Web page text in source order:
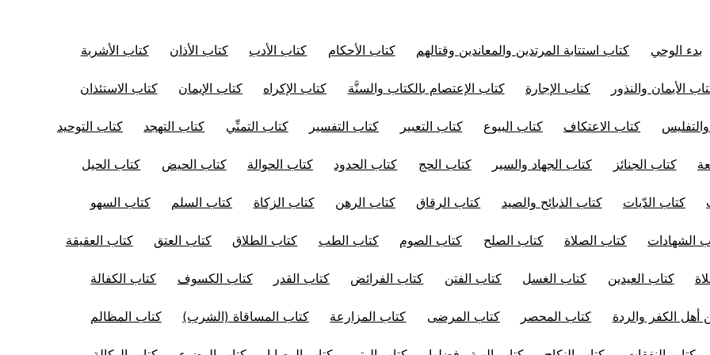
بدء الوحي كتاب استتابة المرتدين والمعاندين وقتالهم كتاب الأحكام كتاب الأدب كتاب الأذان كتاب الأشربة
الأيمان والنذور كتاب الإجارة كتاب الإعتصام بالكتاب والسنَّة كتاب الإكراه كتاب الإيمان كتاب الاستئذان
كتاب الاعتكاف كتاب البيوع كتاب التعبير كتاب التفسير كتاب التمنِّي كتاب التهجد كتاب التوحيد
كتاب الجنائز كتاب الجهاد والسير كتاب الحج كتاب الحدود كتاب الحوالة كتاب الحيض كتاب الحيل
كتاب الدّيات كتاب الذبائح والصيد كتاب الرقاق كتاب الرهن كتاب الزكاة كتاب السلم كتاب السهو
الشهادات كتاب الصلاة كتاب الصلح كتاب الصوم كتاب الطب كتاب الطلاق كتاب العتق كتاب العقيقة
كتاب العيدين كتاب الغسل كتاب الفتن كتاب الفرائض كتاب القدر كتاب الكسوف كتاب الكفالة
أهل الكفر والردة كتاب المحصر كتاب المرضى كتاب المزارعة كتاب المساقاة (الشرب) كتاب المظالم